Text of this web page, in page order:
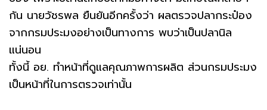
กัน นายวัชรพล ยืนยันอีกครั้งว่า ผลตรวจปลากระป๋อง
จากกรมประมงอย่างเป็นทางการ พบว่าเป็นปลานิล
แน่นอน
ทั้งนี้ อย. ทำหน้าที่ดูแลคุณภาพการผลิต ส่วนกรมประมง
เป็นหน้าที่ในการตรวจเท่านั้น